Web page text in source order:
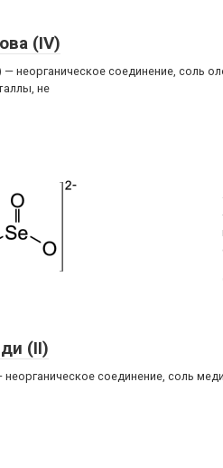
(IV)
— неорганическое соединение, соль
не
(II)
соединение, соль